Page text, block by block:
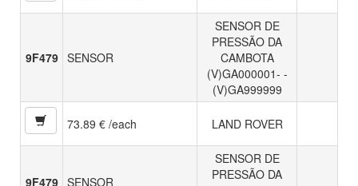
9F479 SENSOR
SENSOR DE
PRESSÃO DA
CAMBOTA
(V)GA000001- -
(V)GA999999
73.89 € /each LAND ROVER
9F479 SENSOR
SENSOR DE
PRESSÃO DA